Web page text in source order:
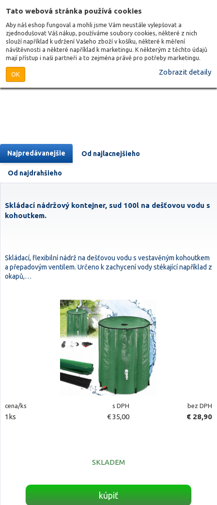
Tato webová stránka používá cookies
Aby náš eshop fungoval a mohli jsme Vám neustále vylepšovat a
zjednodušovat Váš nákup, používáme soubory cookies, některé z nich
slouží například k udržení Vašeho zboží v košíku, některé k měření
návštěvnosti a některé například k marketingu. K některým z těchto údajů
mají přístup i naši partneři a to zejména právě pro potřeby marketingu.
OK Zobrazit detaily
Najpredávanejšie Od najlacnejšieho
Od najdrahšieho
Skládací nádržový kontejner, sud 100l na dešťovou vodu s
kohoutkem.
Skládací, flexibilní nádrž na dešťovou vodu s vestavěným kohoutkem
a přepadovým ventilem. Určeno k zachycení vody stékající například z
okapů,…
cena/ks s DPH bez DPH
1ks € 35,00 € 28,90
SKLADEM
kúpiť